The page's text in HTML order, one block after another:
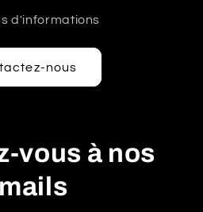
d'informations
nous
vous à nos